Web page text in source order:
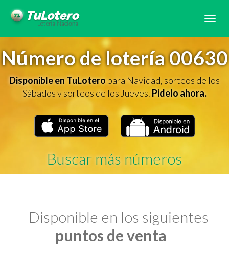
Número de lotería 00630
Disponible en TuLoteropara Navidad, sorteos de los
Sábados y sorteos de los Jueves.Pidelo ahora.
Buscar más números
Disponible en los siguientes
puntos de venta